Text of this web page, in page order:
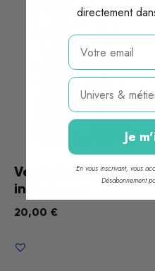
Veste Polaire Made
in Portugal
20,00 €
directement
email
Métier
Je
En vous inscrivant, vous
Désabonnement